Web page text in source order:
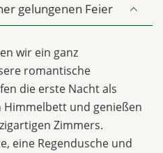
gelungenen Feier
wir ein ganz
romantische
die erste Nacht als
und genießen
Zimmers.
eine Regendusche und